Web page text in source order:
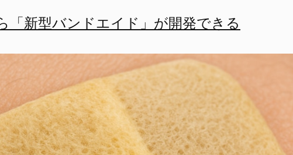
「新型バンドエイド」が開発できる